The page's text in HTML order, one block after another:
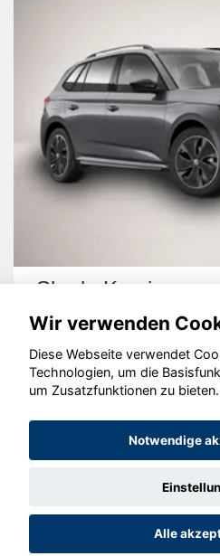
Skoda Kamiq
© konjunkturmotor.de
Wir verwenden
Diese Webseite verwendet
Technologien, um die
um Zusatzfunktionen zu bieten.
Notwendige
Alle